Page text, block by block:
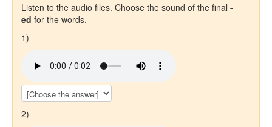
Listen to the audio files. Choose the sound of the final -
ed for the words.
1)
2)